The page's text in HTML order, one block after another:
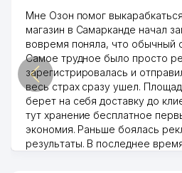
Мне Озон помог
магазин в Самарканде начал
вовремя поняла, что обычный
Самое трудное было просто
зарегистрировалась и
весь страх сразу ушел.
берет на себя доставку до
тут хранение бесплатное
экономия. Раньше боялась
результаты. В последнее